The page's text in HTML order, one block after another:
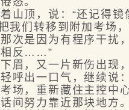
顶，说：“还记得镜
我们转移到附加考场
次是因为有程序干扰
相反……”
，又一片新伤出现
呼出一口气，继续说
场，重新藏住主控中
努力靠近那块地方。